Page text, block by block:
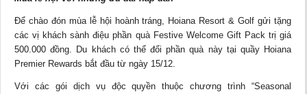
Để chào đón mùa lễ hội hoành tráng, Hoiana Resort & Golf gửi tặng
các vị khách sành điệu phần quà Festive Welcome Gift Pack trị giá
500.000 đồng. Du khách có thể đổi phần quà này tại quầy Hoiana
Premier Rewards bắt đầu từ ngày 15/12.
Với các gói dịch vụ độc quyền thuộc chương trình “Seasonal